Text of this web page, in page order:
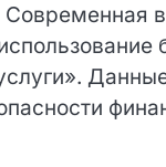
Для
Современная